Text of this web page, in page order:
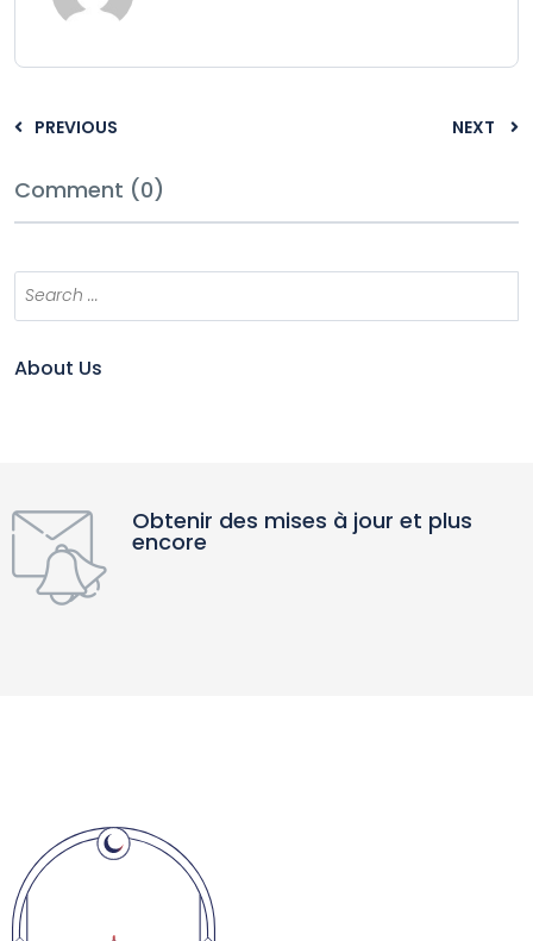
PREVIOUS NEXT
Comment (0)
About Us
Obtenir des mises à jour et plus
encore